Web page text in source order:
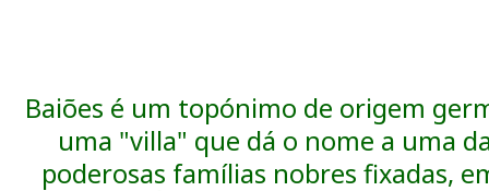
Baiões é um topónimo de origem
uma "villa" que dá o nome a uma
poderosas famílias nobres fixadas,